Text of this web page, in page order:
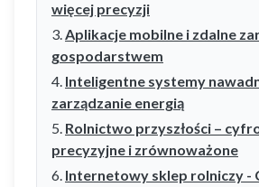
więcej precyzji
Aplikacje mobilne i zdalne
gospodarstwem
Inteligentne systemy
zarządzanie energią
Rolnictwo przyszłości –
precyzyjne i zrównoważone
Internetowy sklep rolniczy -